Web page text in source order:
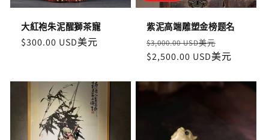
大紅袍朱泥醒獅茶寵
定
$300.00 USD美元
紫泥高端雕塑金榜题名
定
價
$3,000.00 USD美元
價
$2,500.00 USD美元